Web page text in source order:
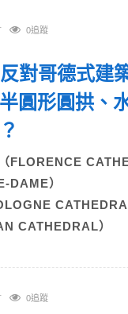
0追蹤
對哥德式建
圓形圓拱、
？
FLORENCE
DAME）
CATHEDRAL）
0追蹤